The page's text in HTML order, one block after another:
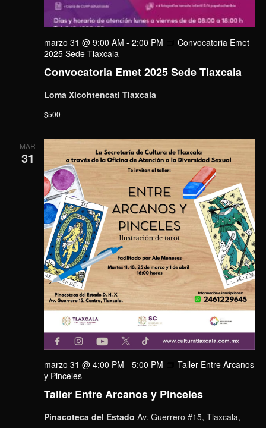
Convocatoria Emet 2025 Sede Tlaxcala
marzo 31 @ 9:00 AM - 2:00 PM
Convocatoria Emet
2025 Sede Tlaxcala
Loma Xicohtencatl Tlaxcala
$500
MAR
31
Taller Entre Arcanos y Pinceles
marzo 31 @ 4:00 PM - 5:00 PM
Taller Entre Arcanos
y Pinceles
Pinacoteca del Estado Av. Guerrero #15, Tlaxcala,